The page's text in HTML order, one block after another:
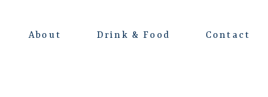
About Drink & Food Contact